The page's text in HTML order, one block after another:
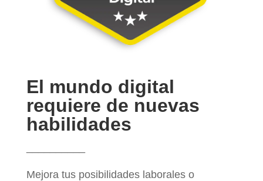
El mundo digital
requiere de nuevas
habilidades
Mejora tus posibilidades laborales o